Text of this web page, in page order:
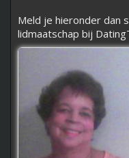
Meld je hieronder dan
lidmaatschap bij